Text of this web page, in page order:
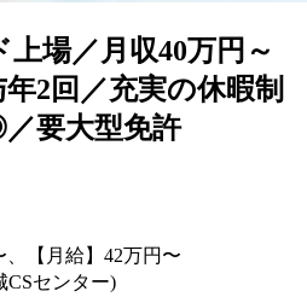
場／月収40万円～
2回／充実の休暇制
要大型免許
、【月給】42万円〜
CSセンター)